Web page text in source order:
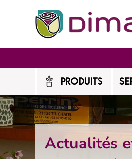
PRODUITS
Actualités